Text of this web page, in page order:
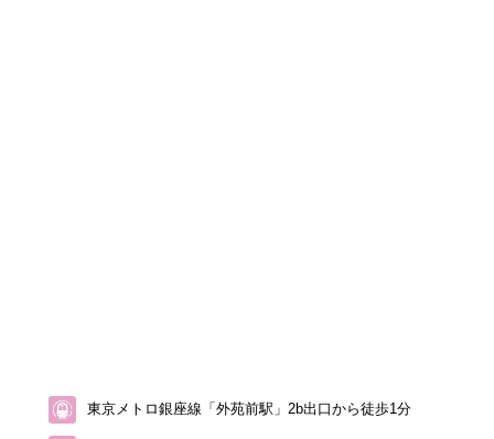
東京メトロ銀座線「外苑前駅」2b出口から徒歩1分